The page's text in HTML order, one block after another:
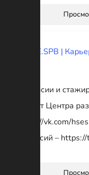
Вакансии и
СПб от Центра
https://vk.com/
вакансий –